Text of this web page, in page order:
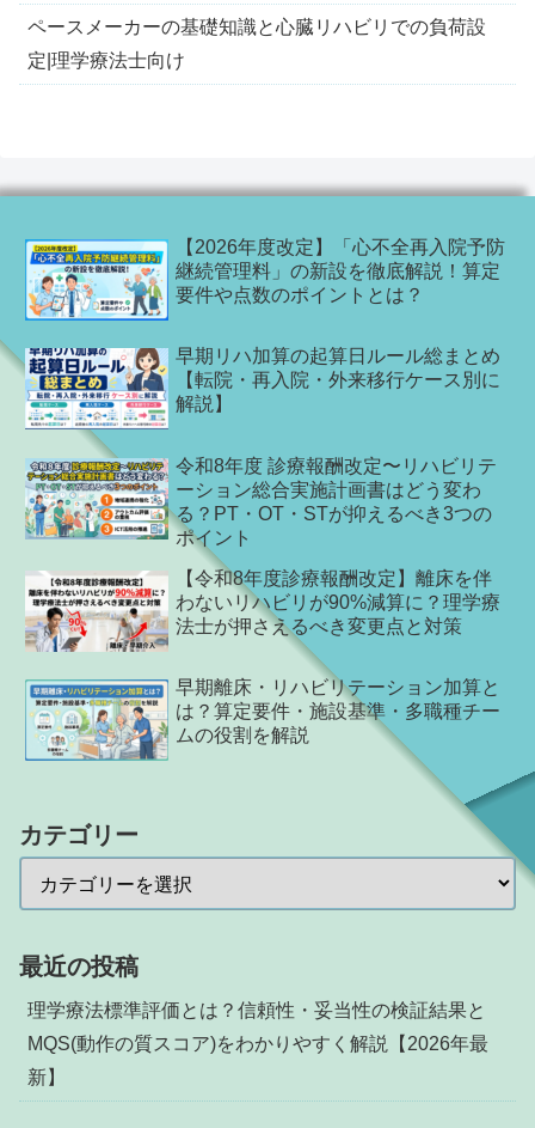
ペースメーカーの基礎知識と心臓リハビリでの負荷設
定|理学療法士向け
【2026年度改定】「心不全再入院予防
継続管理料」の新設を徹底解説！算定
要件や点数のポイントとは？
早期リハ加算の起算日ルール総まとめ
【転院・再入院・外来移行ケース別に
解説】
令和8年度 診療報酬改定〜リハビリテ
ーション総合実施計画書はどう変わ
る？PT・OT・STが抑えるべき3つの
ポイント
【令和8年度診療報酬改定】離床を伴
わないリハビリが90%減算に？理学療
法士が押さえるべき変更点と対策
早期離床・リハビリテーション加算と
は？算定要件・施設基準・多職種チー
ムの役割を解説
カテゴリー
最近の投稿
理学療法標準評価とは？信頼性・妥当性の検証結果と
MQS(動作の質スコア)をわかりやすく解説【2026年最
新】